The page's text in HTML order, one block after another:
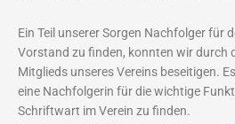
Ein Teil unserer Sorgen Nachfolger für
Vorstand zu finden, konnten wir durch
Mitglieds unseres Vereins beseitigen.
eine Nachfolgerin für die wichtige
Schriftwart im Verein zu finden.